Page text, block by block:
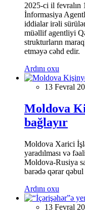
2025-ci il fevralın
İnformasiya
iddialar irəli
müəllif agentliyi
strukturların
etməyə cəhd edir.
Ardını oxu
13 Fevral
Moldova
bağlayır
Moldova Xarici
yaradılması və
Moldova-Rusiya
barədə qərar
Ardını oxu
13 Fevral